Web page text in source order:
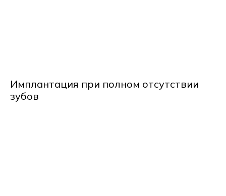
Имплантация при полном отсутствии
зубов